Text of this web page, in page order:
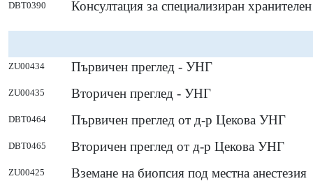
DBT0390 Консултация за специализиран
ZU00434 Първичен преглед - УНГ
ZU00435 Вторичен преглед - УНГ
DBT0464 Първичен преглед от д-р Цекова УНГ
DBT0465 Вторичен преглед от д-р Цекова УНГ
ZU00425 Вземане на биопсия под местна анестезия